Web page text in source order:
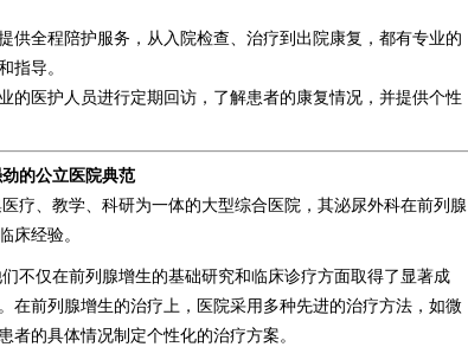
供全程陪护服务，从入院检查、治疗到出院康复，都有专业的
指导。
的医护人员进行定期回访，了解患者的康复情况，并提供个性
的公立医院典范
疗、教学、科研为一体的大型综合医院，其泌尿外科在前列腺
床经验。
不仅在前列腺增生的基础研究和临床诊疗方面取得了显著成
在前列腺增生的治疗上，医院采用多种先进的治疗方法，如微
的具体情况制定个性化的治疗方案。